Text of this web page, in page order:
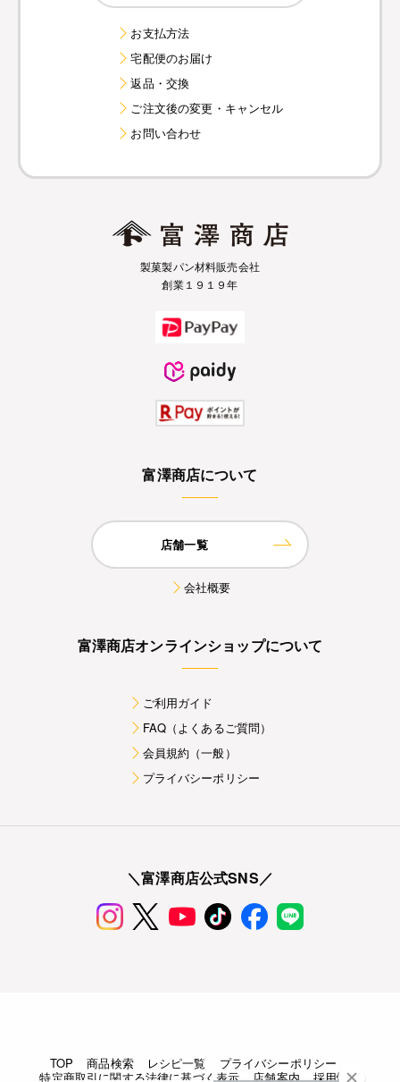
お支払方法
宅配便のお届け
返品・交換
ご注文後の変更・キャンセル
お問い合わせ
製菓製パン材料販売会社
創業１９１９年
富澤商店について
店舗一覧
会社概要
富澤商店オンラインショップについて
ご利用ガイド
FAQ（よくあるご質問）
会員規約（一般）
プライバシーポリシー
＼富澤商店公式SNS／
TOP 商品検索 レシピ一覧
プライバシーポリシー
特定商取引に関する法律に基づく表示
店舗案内 採用情報